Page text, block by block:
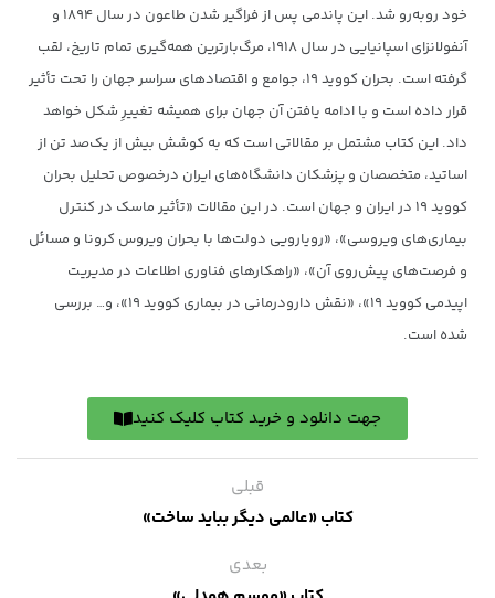
خود روبه‌رو شد. این پاندمی پس از فراگیر شدن طاعون در سال ۱۸۹۴ و
آنفولانزای اسپانیایی در سال ۱۹۱۸، مرگ‌بارترین همه‌گیری تمام تاریخ، لقب
گرفته است. بحران کووید ۱۹، جوامع و اقتصادهای سراسر جهان را تحت تأثیر
قرار داده است و با ادامه یافتن آن جهان برای همیشه تغییرِ شکل خواهد
داد‌. این کتاب مشتمل بر مقالاتی است که به کوشش بیش از یک‌صد تن از
اساتید، متخصصان و پزشکان دانشگاه‌های ایران درخصوص تحلیل بحران
کووید ۱۹ در ایران و جهان است. در این مقالات «تأثیر ماسک در کنترل
بیماری‌های ویروسی»، «رویارویی دولت‌ها با بحران ویروس کرونا و مسائل
و فرصت‌های پیش‌روی آن»، «راهکارهای فناوری اطلاعات در مدیریت
اپیدمی کووید ۱۹»، «نقش دارودرمانی در بیماری کووید ۱۹»، و… بررسی
شده است.
جهت دانلود و خرید کتاب کلیک کنید
قبلی
کتاب «عالمی دیگر بباید ساخت»
بعدی